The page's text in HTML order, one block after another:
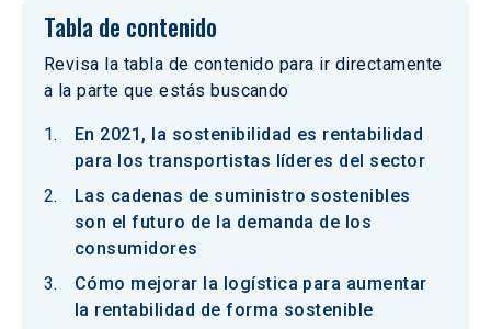
Tabla de contenido
Revisa la tabla de contenido para ir directamente
a la parte que estás buscando
En 2021, la sostenibilidad es rentabilidad
para los transportistas líderes del sector
Las cadenas de suministro sostenibles
son el futuro de la demanda de los
consumidores
Cómo mejorar la logística para aumentar
la rentabilidad de forma sostenible